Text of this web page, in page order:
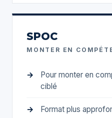
SPOC
MONTER EN
Pour monter en
ciblé
Format plus